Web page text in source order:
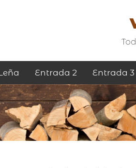
Entrada 2 Entrada 3